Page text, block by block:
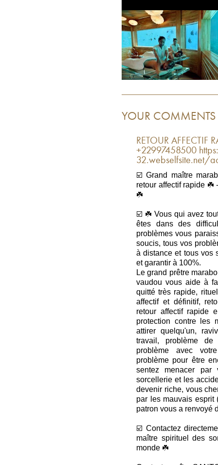
YOUR COMMENTS
RETOUR AFFECTIF
+22997458500
32.webselfsite.net/
☑️ Grand maître
retour affectif rapide ☘️
☘️
☑️ ☘️ Vous qui avez
êtes dans des
problèmes vous
soucis, tous vos
à distance et tous vos
et garantir à 100%.
Le grand prêtre
vaudou vous aide à
quitté très rapide,
affectif et définitif,
retour affectif rapide
protection contre les
attirer quelqu'un,
travail, problème
problème avec
problème pour être
sentez menacer par
sorcellerie et les
devenir riche, vous
par les mauvais esprit
patron vous a renvoyé
☑️ Contactez
maître spirituel des
monde ☘️